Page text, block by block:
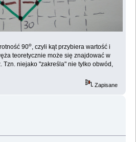
90o , czyli kąt przybiera wartość i
teoretycznie może się znajdować w
niejako "zakreśla" nie tylko obwód,
Zapisane